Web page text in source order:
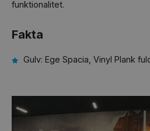
funktionalitet.
Fakta
Gulv: Ege Spacia, Vinyl Plank